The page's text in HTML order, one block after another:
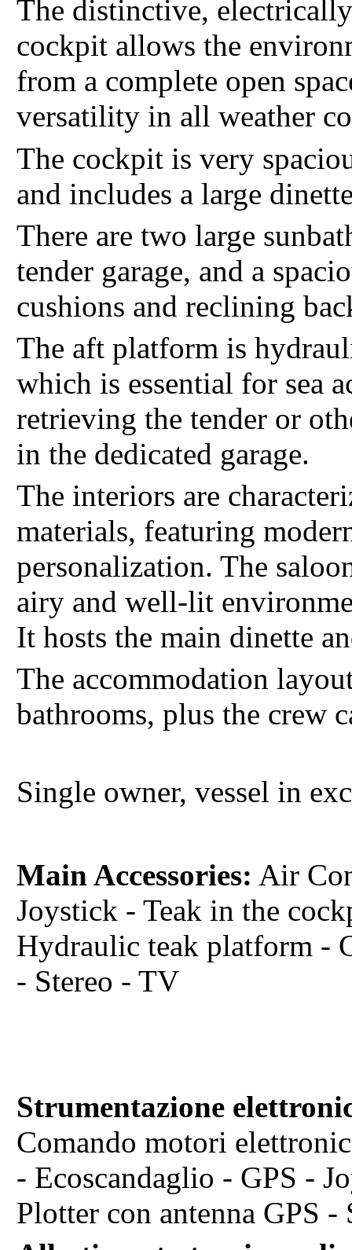
The distinctive,
cockpit allows the
from a complete open
versatility in all weather
The cockpit is very
and includes a large
There are two large
tender garage, and a
cushions and reclining
The aft platform is
which is essential for sea
retrieving the tender or
in the dedicated garage.
The interiors are
materials, featuring
personalization. The
airy and well-lit
It hosts the main dinette
The accommodation
bathrooms, plus the crew
Single owner, vessel in
Main Accessories: Air
Joystick - Teak in the
Hydraulic teak platform -
- Stereo - TV
Strumentazione
Comando motori
- Ecoscandaglio - GPS -
Plotter con antenna GPS